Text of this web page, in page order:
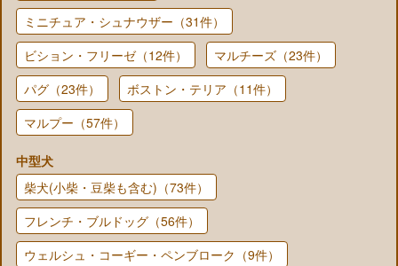
ミニチュア・シュナウザー（31件）
ビション・フリーゼ（12件）
マルチーズ（23件）
パグ（23件）
ボストン・テリア（11件）
マルプー（57件）
中型犬
柴犬(小柴・豆柴も含む)（73件）
フレンチ・ブルドッグ（56件）
ウェルシュ・コーギー・ペンブローク（9件）